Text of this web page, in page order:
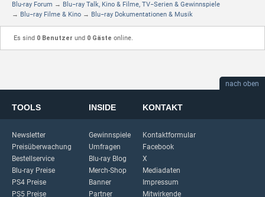
Blu-ray Forum → Blu−ray Talk, Kino & Filme, TV−Serien & Gewinnspiele
→ Blu−ray Filme & Kino → Blu−ray Dokumentationen & Musik
Es sind 0 Benutzer und 0 Gäste online.
nach oben
TOOLS
Newsletter
Preisüberwachung
Bestellservice
Blu-ray Preise
PS4 Preise
PS5 Preise
INSIDE
Gewinnspiele
Umfragen
Blu-ray Blog
Merch-Shop
Banner
Partner
KONTAKT
Kontaktformular
Facebook
X
Mediadaten
Impressum
Mitwirkende